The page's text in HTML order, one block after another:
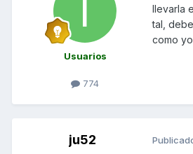
Usuarios
774
llevarla
tal,
como
ju52